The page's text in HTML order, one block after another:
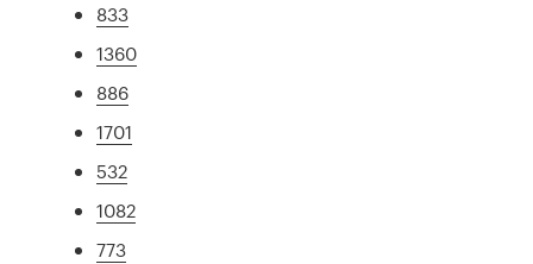
833
1360
886
1701
532
1082
773